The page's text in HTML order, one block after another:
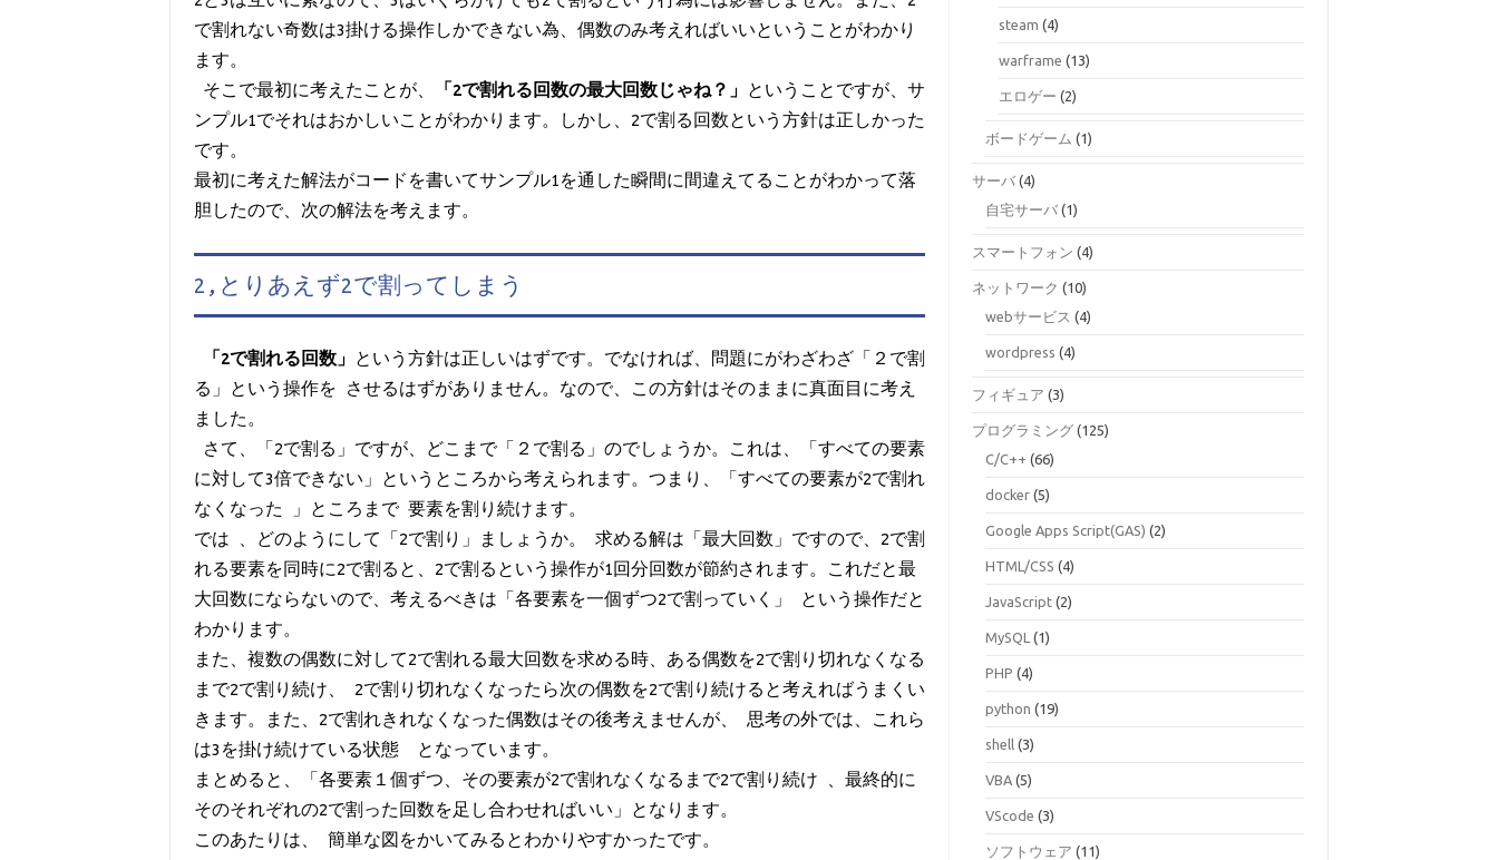
で割れない奇数は3掛ける操作しかできない為、偶数のみ考えればいいということがわかり
ます。
そこで最初に考えたことが、
「2で割れる回数の最大回数じゃね？」
ということですが、サ
ンプル1でそれはおかしいことがわかります。しかし、2で割る回数という方針は正しかった
です。
最初に考えた解法がコードを書いてサンプル1を通した瞬間に間違えてることがわかって落
胆したので、次の解法を考えます。
2,とりあえず2で割ってしまう
「2で割れる回数」
という方針は正しいはずです。でなければ、問題にがわざわざ「２で割
る」という操作をさせるはずがありません。なので、この方針はそのままに真面目に考え
ました。
さて、「2で割る」ですが、どこまで「２で割る」のでしょうか。これは、「すべての要素
に対して3倍できない」というところから考えられます。つまり、「すべての要素が2で割れ
なくなった」ところまで要素を割り続けます。
では、どのようにして「2で割り」ましょうか。求める解は「最大回数」ですので、2で割
れる要素を同時に2で割ると、2で割るという操作が1回分回数が節約されます。これだと最
大回数にならないので、考えるべきは「各要素を一個ずつ2で割っていく」という操作だと
わかります。
また、複数の偶数に対して2で割れる最大回数を求める時、ある偶数を2で割り切れなくなる
まで2で割り続け、2で割り切れなくなったら次の偶数を2で割り続けると考えればうまくい
きます。また、2で割れきれなくなった偶数はその後考えませんが、思考の外では、これら
は3を掛け続けている状態となっています。
まとめると、「各要素１個ずつ、その要素が2で割れなくなるまで2で割り続け、最終的に
そのそれぞれの2で割った回数を足し合わせればいい」となります。
このあたりは、簡単な図をかいてみるとわかりやすかったです。
steam (4)
warframe (13)
エロゲー (2)
ボードゲーム (1)
サーバ (4)
自宅サーバ (1)
スマートフォン (4)
ネットワーク (10)
webサービス (4)
wordpress (4)
フィギュア (3)
プログラミング (125)
C/C++ (66)
docker (5)
Google Apps Script(GAS) (2)
HTML/CSS (4)
JavaScript (2)
MySQL (1)
PHP (4)
python (19)
shell (3)
VBA (5)
VScode (3)
ソフトウェア (11)